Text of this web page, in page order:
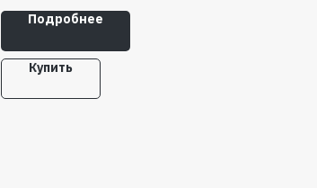
резиновые имеют упругий элемент,
который поглощает кинетическую
энергию движущегося крана или
тележки в момент столкновения.
Подробнее
Купить